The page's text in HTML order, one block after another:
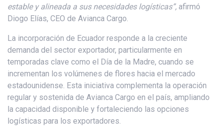
estable y alineada a sus necesidades logísticas”, afirmó
Diogo Elías, CEO de Avianca Cargo.
La incorporación de Ecuador responde a la creciente
demanda del sector exportador, particularmente en
temporadas clave como el Día de la Madre, cuando se
incrementan los volúmenes de flores hacia el mercado
estadounidense. Esta iniciativa complementa la operación
regular y sostenida de Avianca Cargo en el país, ampliando
la capacidad disponible y fortaleciendo las opciones
logísticas para los exportadores.